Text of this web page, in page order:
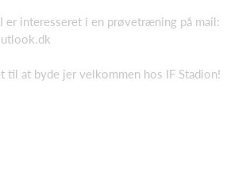
er interesseret i en prøvetræning på mail:
til at byde jer velkommen hos IF Stadion!